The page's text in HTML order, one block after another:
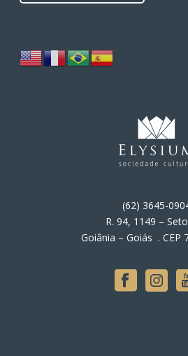
(62) 3645-
R. 94, 1149 –
Goiânia – Goiás . CEP